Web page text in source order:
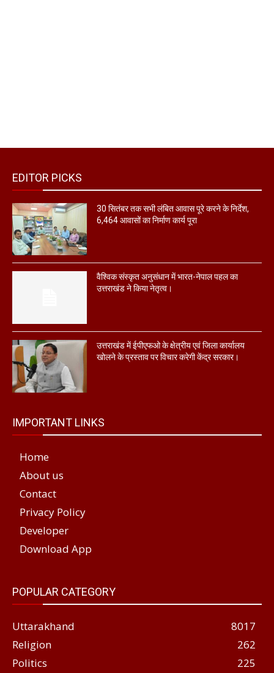
EDITOR PICKS
30 सितंबर तक सभी लंबित आवास पूरे करने के निर्देश,
6,464 आवासों का निर्माण कार्य पूरा
वैश्विक संस्कृत अनुसंधान में भारत-नेपाल पहल का
उत्तराखंड ने किया नेतृत्व।
उत्तराखंड में ईपीएफओ के क्षेत्रीय एवं जिला कार्यालय
खोलने के प्रस्ताव पर विचार करेगी केंद्र सरकार।
IMPORTANT LINKS
Home
About us
Contact
Privacy Policy
Developer
Download App
POPULAR CATEGORY
Uttarakhand
8017
Religion
262
Politics
225